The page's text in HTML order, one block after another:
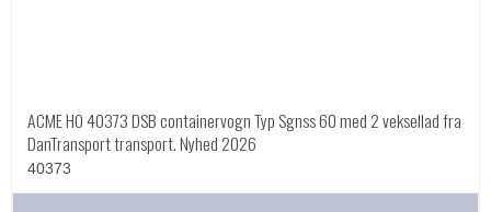
ACME HO 40373 DSB containervogn Typ Sgnss 60 med 2 veksellad fra
DanTransport transport. Nyhed 2026
40373